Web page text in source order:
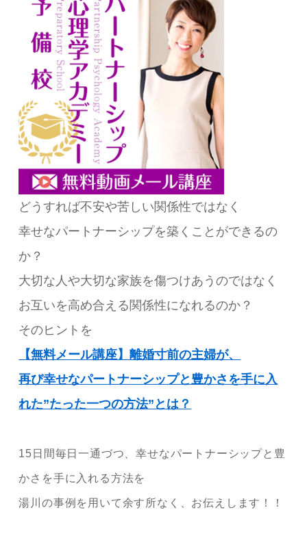
どうすれば不安や苦しい関係性ではなく
幸せなパートナーシップを築くことができるの
か？
大切な人や大切な家族を傷つけあうのではなく
お互いを高め合える関係性になれるのか？
そのヒントを
【無料メール講座】離婚寸前の主婦が、
再び幸せなパートナーシップと豊かさを手に入
れた”たった一つの方法”とは？
15日間毎日一通づつ、幸せなパートナーシップと豊
かさを手に入れる方法を
湯川の事例を用いて余す所なく、お伝えします！！